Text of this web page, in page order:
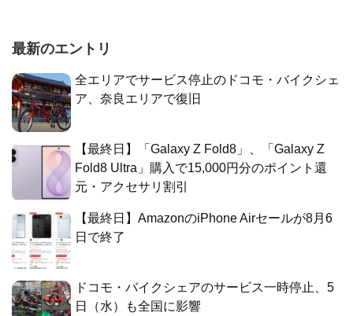
最新のエントリ
全エリアでサービス停止のドコモ・バイクシェ
ア、奈良エリアで復旧
【最終日】「Galaxy Z Fold8」、「Galaxy Z
Fold8 Ultra」購入で15,000円分のポイント還
元・アクセサリ割引
【最終日】AmazonのiPhone Airセールが8月6
日で終了
ドコモ・バイクシェアのサービス一時停止、5
日（水）も全国に影響